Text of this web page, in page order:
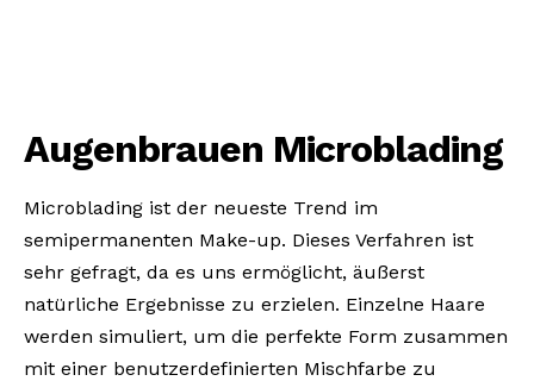
Augenbrauen Microblading
Microblading ist der neueste Trend im
semipermanenten Make-up. Dieses Verfahren ist
sehr gefragt, da es uns ermöglicht, äußerst
natürliche Ergebnisse zu erzielen. Einzelne Haare
werden simuliert, um die perfekte Form zusammen
mit einer benutzerdefinierten Mischfarbe zu